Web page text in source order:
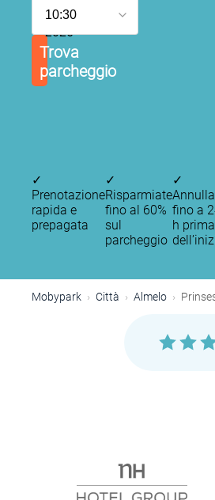
agosto
2026
10:30
Trova
parcheggio
✓
Prenotazione
rapida e
prepagata
✓
Risparmiate
fino al 60%
sul
parcheggio
✓
Annulla
fino a
h prima
Mobypark Città Almelo